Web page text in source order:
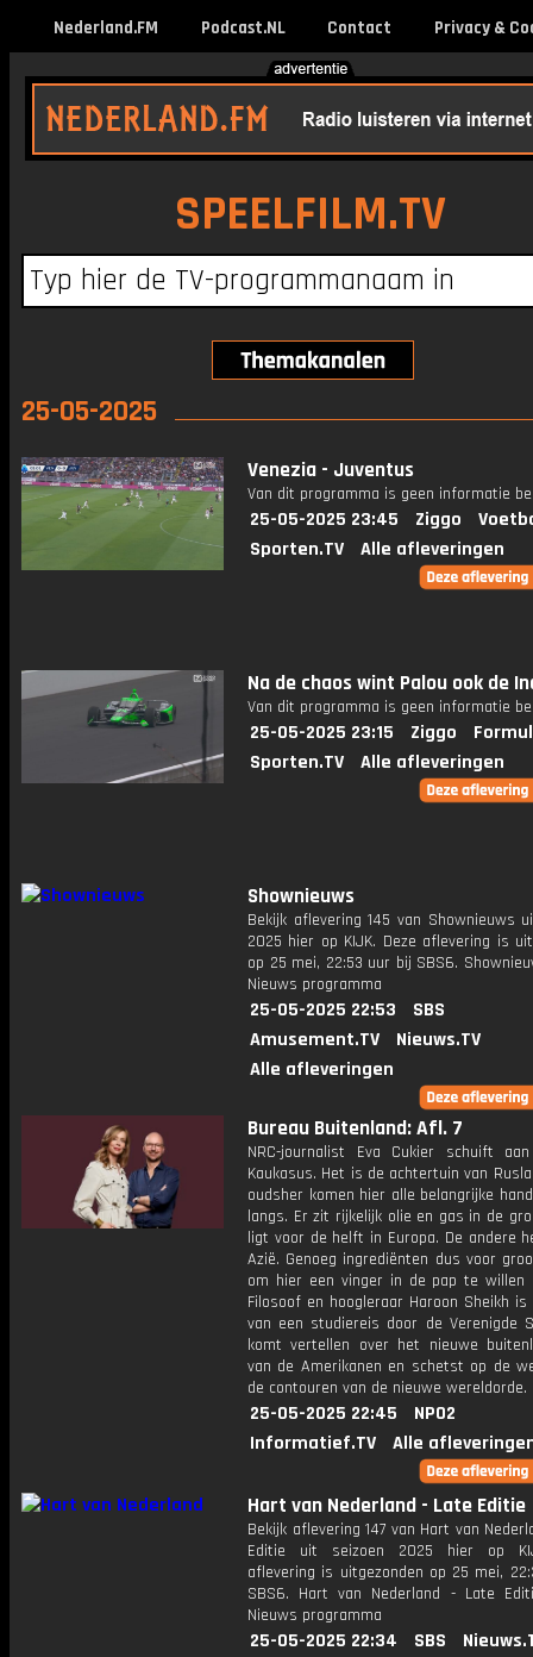
Nederland.FM Podcast.NL Contact Privacy &
SPEELFILM.TV
25-05-2025
Venezia - Juventus
Van dit programma is geen informatie
25-05-2025 23:45 Ziggo
Sporten.TV
Alle afleveringen
Na de chaos wint Palou ook de
Van dit programma is geen informatie
25-05-2025 23:15 Ziggo
Sporten.TV
Alle afleveringen
Shownieuws
Bekijk aflevering 145 van Shownieuws
2025 hier op KIJK. Deze aflevering is
op 25 mei, 22:53 uur bij SBS6.
Nieuws programma
25-05-2025 22:53
SBS
Amusement.TV
Nieuws.TV
Alle afleveringen
Bureau Buitenland: Afl. 7
NRC-journalist Eva Cukier schuift
Kaukasus. Het is de achtertuin van
oudsher komen hier alle belangrijke
langs. Er zit rijkelijk olie en gas in de
ligt voor de helft in Europa. De andere
Azië. Genoeg ingrediënten dus voor
om hier een vinger in de pap te willen
Filosoof en hoogleraar Haroon Sheikh
van een studiereis door de Verenigde
komt vertellen over het nieuwe
van de Amerikanen en schetst op de
de contouren van de nieuwe wereldorde.
25-05-2025 22:45
NPO2
Informatief.TV
Alle
Hart van Nederland - Late Editie
Bekijk aflevering 147 van Hart van
Editie uit seizoen 2025 hier op
aflevering is uitgezonden op 25 mei,
SBS6. Hart van Nederland - Late
Nieuws programma
25-05-2025 22:34 SBS